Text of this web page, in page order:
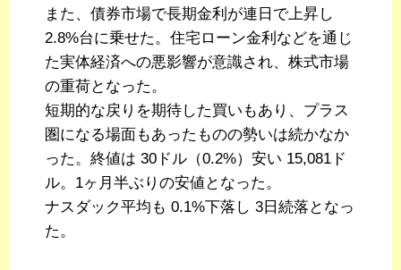
また、債券市場で長期金利が連日で上昇し
2.8%台に乗せた。住宅ローン金利などを通じ
た実体経済への悪影響が意識され、株式市場
の重荷となった。
短期的な戻りを期待した買いもあり、プラス
圏になる場面もあったものの勢いは続かなか
った。終値は 30ドル（0.2%）安い 15,081ド
ル。1ヶ月半ぶりの安値となった。
ナスダック平均も 0.1%下落し 3日続落となっ
た。